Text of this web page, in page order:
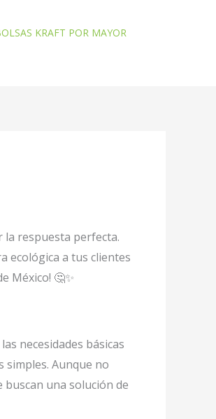
KRAFT POR MAYOR
la respuesta perfecta.
ecológica a tus clientes
México! 🤔✨
necesidades básicas
simples. Aunque no
una solución de